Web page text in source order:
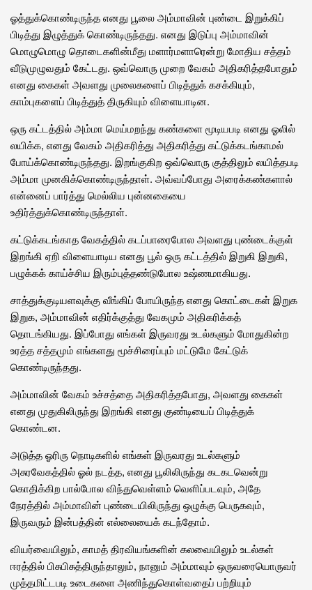
ஓத்துக்கொண்டிருந்த எனது பூலை அம்மாவின் புண்டை இறுக்கிப்
பிடித்து இழுத்துக் கொண்டிருந்தது. எனது இடுப்பு அம்மாவின்
மொழுமொழு தொடைகளின்மீது மளார்மளாரென்று மோதிய சத்தம்
வீடுமுழுவதும் கேட்டது. ஒவ்வொரு முறை வேகம் அதிகரித்தபோதும்
எனது கைகள் அவளது முலைகளைப் பிடித்துக் கசக்கியும்,
காம்புகளைப் பிடித்துத் திருகியும் விளையாடின.
ஒரு கட்டத்தில் அம்மா மெய்மறந்து கண்களை மூடியபடி எனது ஓலில்
லயிக்க, எனது வேகம் அதிகரித்து அதிகரித்து கட்டுக்கடங்காமல்
போய்க்கொண்டிருந்தது. இறங்குகிற ஒவ்வொரு குத்திலும் லயித்தபடி
அம்மா முனகிக்கொண்டிருந்தாள். அவ்வப்போது அரைக்கண்களால்
என்னைப் பார்த்து மெல்லிய புன்னகையை
உதிர்த்துக்கொண்டிருந்தாள்.
கட்டுக்கடங்காத வேகத்தில் கடப்பாரைபோல அவளது புண்டைக்குள்
இறங்கி ஏறி விளையாடிய எனது பூல் ஒரு கட்டத்தில் இறுகி இறுகி,
பழுக்கக் காய்ச்சிய இரும்புத்தண்டுபோல உஷ்ணமாகியது.
சாத்துக்குடியளவுக்கு வீங்கிப் போயிருந்த எனது கொட்டைகள் இறுக
இறுக, அம்மாவின் எதிர்க்குத்து வேகமும் அதிகரிக்கத்
தொடங்கியது. இப்போது எங்கள் இருவரது உடல்களும் மோதுகின்ற
உரத்த சத்தமும் எங்களது மூச்சிரைப்பும் மட்டுமே கேட்டுக்
கொண்டிருந்தது.
அம்மாவின் வேகம் உச்சத்தை அதிகரித்தபோது, அவளது கைகள்
எனது முதுகிலிருந்து இறங்கி எனது குண்டியைப் பிடித்துக்
கொண்டன.
அடுத்த ஓரிரு நொடிகளில் எங்கள் இருவரது உடல்களும்
அசுரவேகத்தில் ஓல் நடத்த, எனது பூலிலிருந்து கடகடவென்று
கொதிக்கிற பால்போல விந்துவெள்ளம் வெளிப்படவும், அதே
நேரத்தில் அம்மாவின் புண்டையிலிருந்து ஒழுக்கு பெருகவும்,
இருவரும் இன்பத்தின் எல்லையைக் கடந்தோம்.
வியர்வையிலும், காமத் திரவியங்களின் கலவையிலும் உடல்கள்
ஈரத்தில் பிசுபிசுத்திருந்தாலும், நானும் அம்மாவும் ஒருவரையொருவர்
முத்தமிட்டபடி உடைகளை அணிந்துகொள்வதைப் பற்றியும்